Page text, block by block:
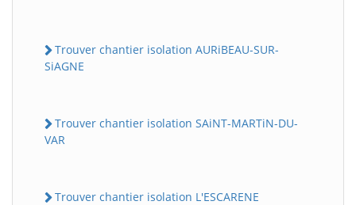
Trouver chantier isolation AURiBEAU-SUR-
SiAGNE
Trouver chantier isolation SAiNT-MARTiN-DU-
VAR
Trouver chantier isolation L'ESCARENE